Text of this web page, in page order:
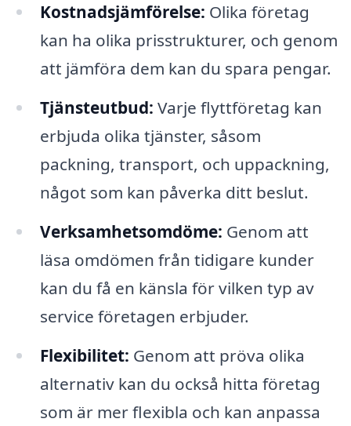
Kostnadsjämförelse: Olika företag
kan ha olika prisstrukturer, och genom
att jämföra dem kan du spara pengar.
Tjänsteutbud: Varje flyttföretag kan
erbjuda olika tjänster, såsom
packning, transport, och uppackning,
något som kan påverka ditt beslut.
Verksamhetsomdöme: Genom att
läsa omdömen från tidigare kunder
kan du få en känsla för vilken typ av
service företagen erbjuder.
Flexibilitet: Genom att pröva olika
alternativ kan du också hitta företag
som är mer flexibla och kan anpassa